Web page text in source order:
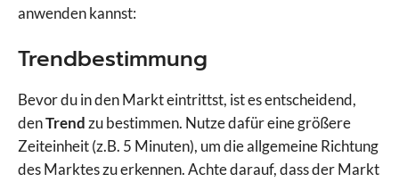
anwenden kannst:
Trendbestimmung
Bevor du in den Markt eintrittst, ist es entscheidend,
denTrendzu bestimmen. Nutze dafür eine größere
Zeiteinheit (z.B. 5 Minuten), um die allgemeine Richtung
des Marktes zu erkennen. Achte darauf, dass der Markt